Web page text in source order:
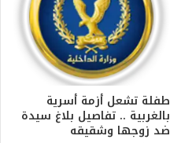
طفلة تشعل أزمة أسرية
بالغربية .. تفاصيل بلاغ سيدة
ضد زوجها وشقيقه